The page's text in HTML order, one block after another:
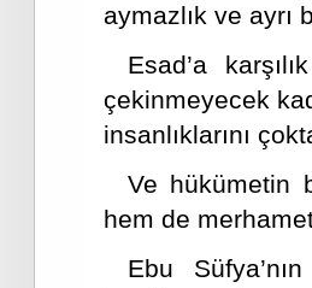
aymazlık ve ayrı
Esad’a
çekinmeyecek
insanlıklarını
Ve hükümetin
hem de
Ebu